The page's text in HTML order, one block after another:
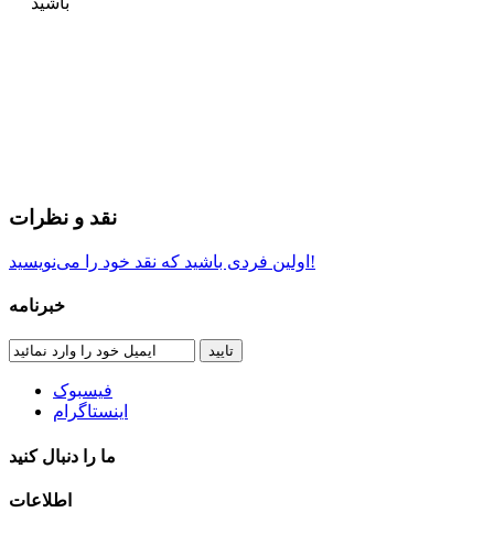
نقد و نظرات
اولین فردی باشید که نقد خود را می‌نویسید!
خبرنامه
تایید
فیسبوک
اینستاگرام
ما را دنبال کنید
اطلاعات